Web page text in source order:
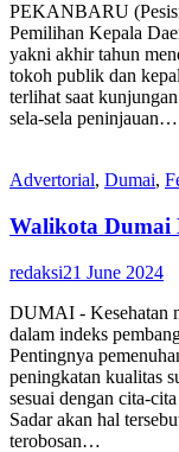
PEKANBARU
Pemilihan Kepala
yakni akhir tahun
tokoh publik dan
terlihat saat
sela-sela peninjauan…
Advertorial, Dumai,
Walikota Dumai
redaksi21 June 2024
DUMAI - Kesehatan
dalam indeks
Pentingnya
peningkatan kualitas
sesuai dengan cita-
Sadar akan hal
terobosan…